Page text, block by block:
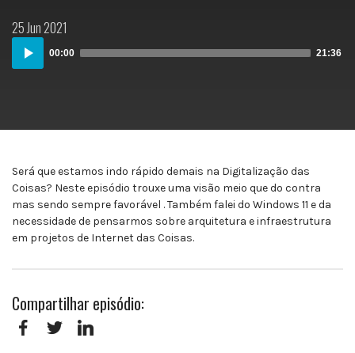
Postado
em:
25 Jun 2021
Audio
Player
00:00 21:36
Será que estamos indo rápido demais na Digitalização das
Coisas? Neste episódio trouxe uma visão meio que do contra
mas sendo sempre favorável . Também falei do Windows 11 e da
necessidade de pensarmos sobre arquitetura e infraestrutura
em projetos de Internet das Coisas.
Compartilhar episódio:
Facebook